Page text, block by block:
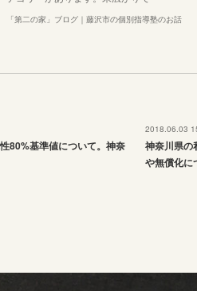
「第二の家」ブログ｜藤沢市の個別指導塾のお話
80%基準値について。神奈
2018.06.03
神奈川県の
や無償化に